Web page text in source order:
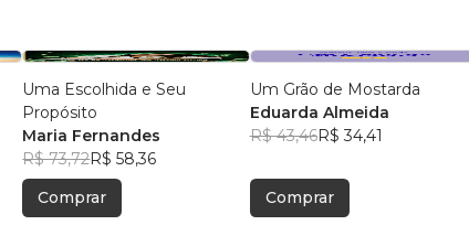
Uma Escolhida e Seu
Propósito
Maria Fernandes
R$ 73,72R$ 58,36
Comprar
Um Grão de Mostarda
Eduarda Almeida
R$ 43,46R$ 34,41
Comprar